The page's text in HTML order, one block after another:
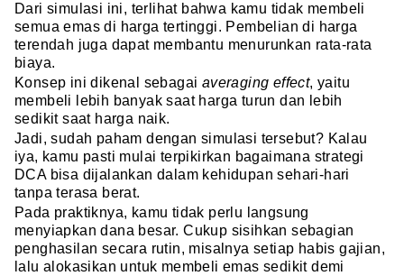
Dari simulasi ini, terlihat bahwa kamu tidak membeli
semua emas di harga tertinggi. Pembelian di harga
terendah juga dapat membantu menurunkan rata-rata
biaya.
Konsep ini dikenal sebagai averaging effect, yaitu
membeli lebih banyak saat harga turun dan lebih
sedikit saat harga naik.
Jadi, sudah paham dengan simulasi tersebut? Kalau
iya, kamu pasti mulai terpikirkan bagaimana strategi
DCA bisa dijalankan dalam kehidupan sehari-hari
tanpa terasa berat.
Pada praktiknya, kamu tidak perlu langsung
menyiapkan dana besar. Cukup sisihkan sebagian
penghasilan secara rutin, misalnya setiap habis gajian,
lalu alokasikan untuk membeli emas sedikit demi